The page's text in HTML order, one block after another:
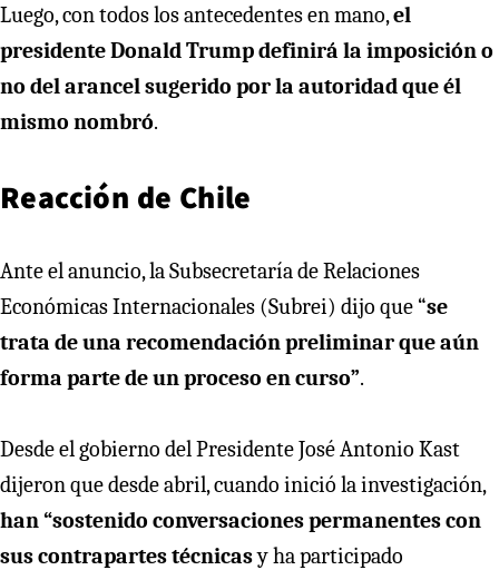
Luego, con todos los antecedentes en mano,el
presidente Donald Trump definirá la imposición o
no del arancel sugerido por la autoridad que él
mismo nombró.
Reacción de Chile
Ante el anuncio, la Subsecretaría de Relaciones
Económicas Internacionales (Subrei) dijo que “se
trata de una recomendación preliminar que aún
forma parte de un proceso en curso”.
Desde el gobierno del Presidente José Antonio Kast
dijeron que desde abril, cuando inició la investigación,
han “sostenido conversaciones permanentes con
sus contrapartes técnicasy ha participado